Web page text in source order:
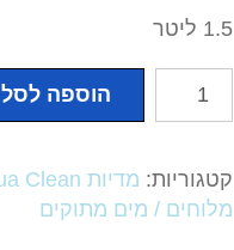
1.5 ליטר
כמות
Aqua
Clean
הוספה לסל
קטגוריות: מדיות Aqua Clean
מלוחים / מים מתוקים